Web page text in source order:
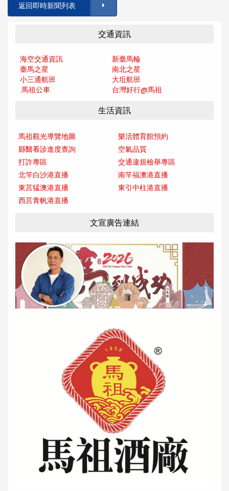
返回即時新聞列表
交通資訊
海空交通資訊
新臺馬輪
臺馬之星
南北之星
小三通航班
大坵航班
馬祖公車
台灣好行@馬祖
生活資訊
馬祖觀光導覽地圖
樂活體育館預約
縣醫看診進度查詢
空氣品質
打詐專區
交通違規檢舉專區
北竿白沙港直播
南竿福澳港直播
東莒猛澳港直播
東引中柱港直播
西莒青帆港直播
文宣廣告連結